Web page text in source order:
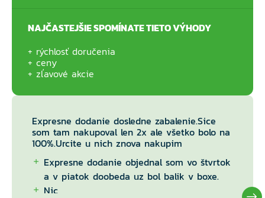
NAJČASTEJŠIE SPOMÍNATE TIETO VÝHODY
rýchlosť doručenia
ceny
zľavové akcie
Expresne dodanie dosledne zabalenie.Sice
som tam nakupoval len 2x ale všetko bolo na
100%.Urcite u nich znova nakupim
Expresne dodanie objednal som vo štvrtok
a v piatok doobeda uz bol balik v boxe.
Nic